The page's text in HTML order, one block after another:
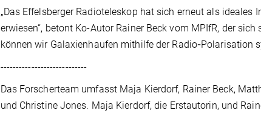
„Das Effelsberger Radioteleskop hat sich erneut als
erwiesen“, betont Ko-Autor Rainer Beck vom MPIfR, der
können wir Galaxienhaufen mithilfe der Radio-Polarisation
----------------------------
Das Forscherteam umfasst Maja Kierdorf, Rainer Beck,
und Christine Jones. Maja Kierdorf, die Erstautorin, und